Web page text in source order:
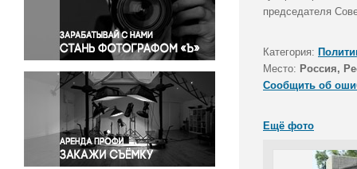
Правосудие
Происшествия и конфликты
Религия
Светская жизнь
Спорт
Экология
Экономика и бизнес
председателя
Категория:
Место: Россия,
Сообщить об
Ещё фото